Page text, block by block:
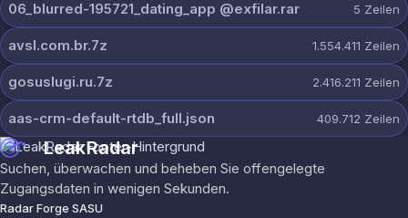
06_blurred-195721_dating_app @exfilar.rar 5 Zeilen
avsl.com.br.7z 1.554.411 Zeilen
gosuslugi.ru.7z 2.416.211 Zeilen
aas-crm-default-rtdb_full.json 409.712 Zeilen
LeakRadar
Suchen, überwachen und beheben Sie offengelegte
Zugangsdaten in wenigen Sekunden.
Radar Forge SASU